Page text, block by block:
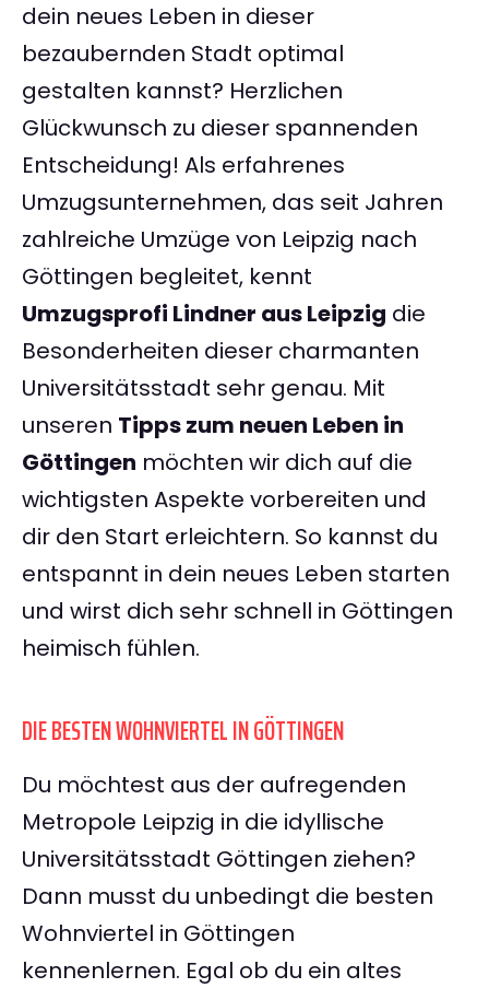
dein neues Leben in dieser
bezaubernden Stadt optimal
gestalten kannst? Herzlichen
Glückwunsch zu dieser spannenden
Entscheidung! Als erfahrenes
Umzugsunternehmen, das seit Jahren
zahlreiche Umzüge von Leipzig nach
Göttingen begleitet, kennt
Umzugsprofi Lindner aus Leipzig die
Besonderheiten dieser charmanten
Universitätsstadt sehr genau. Mit
unseren Tipps zum neuen Leben in
Göttingen möchten wir dich auf die
wichtigsten Aspekte vorbereiten und
dir den Start erleichtern. So kannst du
entspannt in dein neues Leben starten
und wirst dich sehr schnell in Göttingen
heimisch fühlen.
DIE BESTEN WOHNVIERTEL IN GÖTTINGEN
Du möchtest aus der aufregenden
Metropole Leipzig in die idyllische
Universitätsstadt Göttingen ziehen?
Dann musst du unbedingt die besten
Wohnviertel in Göttingen
kennenlernen. Egal ob du ein altes